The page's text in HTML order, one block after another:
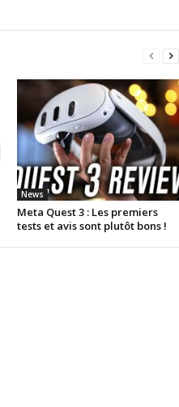
News
Meta Quest 3 : Les premiers
tests et avis sont plutôt bons !